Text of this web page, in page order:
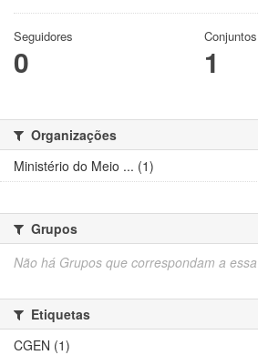
Seguidores
0 1
Organizações
Ministério do Meio ... (1)
Grupos
Não há Grupos que correspondam a
Etiquetas
CGEN (1)